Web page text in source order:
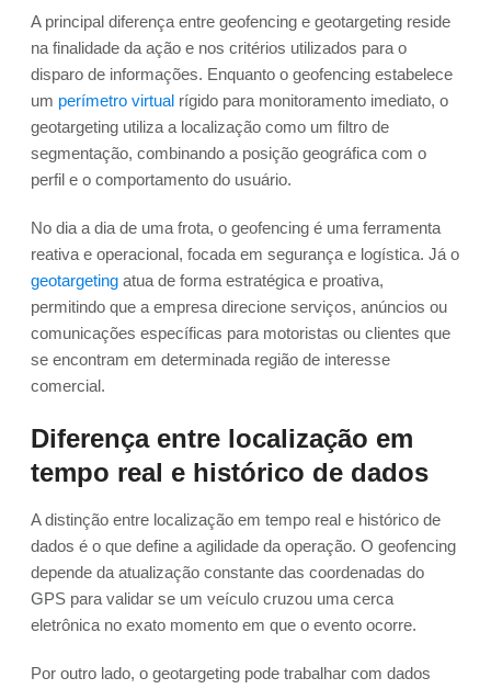
A principal diferença entre geofencing e geotargeting reside
na finalidade da ação e nos critérios utilizados para o
disparo de informações. Enquanto o geofencing estabelece
um perímetro virtual rígido para monitoramento imediato, o
geotargeting utiliza a localização como um filtro de
segmentação, combinando a posição geográfica com o
perfil e o comportamento do usuário.
No dia a dia de uma frota, o geofencing é uma ferramenta
reativa e operacional, focada em segurança e logística. Já o
geotargeting atua de forma estratégica e proativa,
permitindo que a empresa direcione serviços, anúncios ou
comunicações específicas para motoristas ou clientes que
se encontram em determinada região de interesse
comercial.
Diferença entre localização em
tempo real e histórico de dados
A distinção entre localização em tempo real e histórico de
dados é o que define a agilidade da operação. O geofencing
depende da atualização constante das coordenadas do
GPS para validar se um veículo cruzou uma cerca
eletrônica no exato momento em que o evento ocorre.
Por outro lado, o geotargeting pode trabalhar com dados